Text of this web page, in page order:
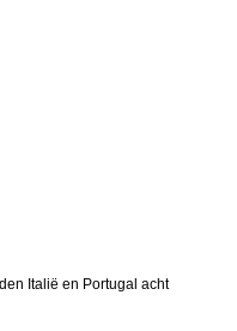
Italië en Portugal acht